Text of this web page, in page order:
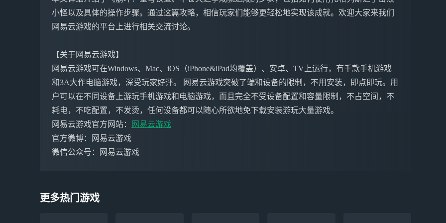
小怪以及具体的操作步骤。通过这篇攻略，相信玩家们能够更轻松地实现该成就。欢迎大家来我们
网易云游戏的平台上进行相关交流讨论。
【关于网易云游戏】
网易云游戏可在Windows、Mac、iOS（iPhone&iPad均覆盖）、安卓、TV上运行，有千款手机游戏
和3A大作电脑游戏，深受玩家好评。 网易云游戏突破了端和设备的限制，不用安装，即点即玩。用
户可以在不同设备上游玩手机游戏和电脑游戏，而且完全不受设备配置和容量限制，不占空间，不
耗电，不吃配置，不发烫，任何设备都可以随心所欲地免下载安装游玩大量游戏。
网易云游戏官方网站：
网易云游戏
官方微博：网易云游戏
微信公众号：网易云游戏
更多热门游戏